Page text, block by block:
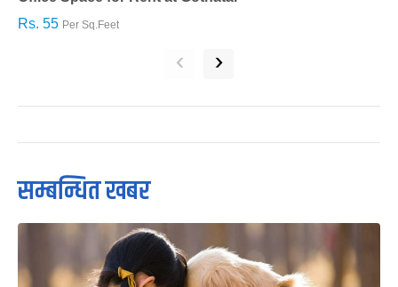
Rs. 55 Per Sq.Feet
‹ ›
सम्बन्धित खबर